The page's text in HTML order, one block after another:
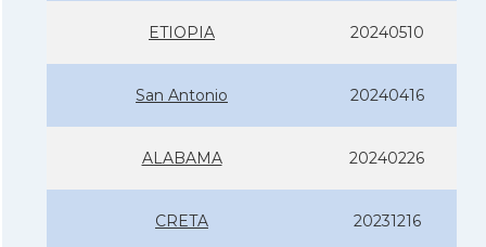
ETIOPIA 20240510
San Antonio 20240416
ALABAMA 20240226
CRETA 20231216